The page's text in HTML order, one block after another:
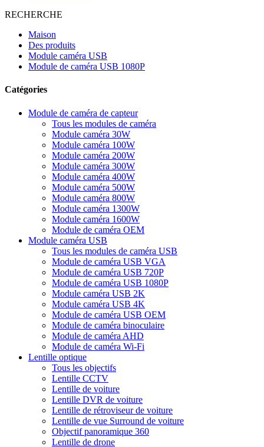
RECHERCHE
Maison
Des produits
Module caméra USB
Module de caméra USB 1080P
Catégories
Module de caméra de capteur
Tous les modules de caméra
Module caméra 30W
Module caméra 100W
Module caméra 200W
Module caméra 300W
Module caméra 400W
Module caméra 500W
Module caméra 800W
Module caméra 1300W
Module caméra 1600W
Module de caméra OEM
Module caméra USB
Tous les modules de caméra USB
Module de caméra USB VGA
Module de caméra USB 720P
Module de caméra USB 1080P
Module caméra USB 2K
Module caméra USB 4K
Module de caméra USB OEM
Module de caméra binoculaire
Module de caméra AHD
Module de caméra Wi-Fi
Lentille optique
Tous les objectifs
Lentille CCTV
Lentille de voiture
Lentille DVR de voiture
Lentille de rétroviseur de voiture
Lentille de vue Surround de voiture
Objectif panoramique 360
Lentille de drone